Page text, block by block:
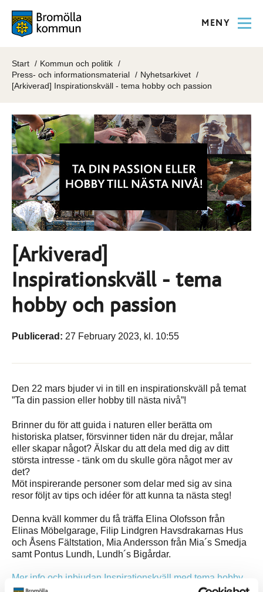
MENY
Start
Kommun och politik
Press- och informationsmaterial
Nyhetsarkivet
[Arkiverad] Inspirationskväll - tema hobby och passion
[Arkiverad]
Inspirationskväll - tema
hobby och passion
Publicerad: 27 February 2023, kl. 10:55
Den 22 mars bjuder vi in till en inspirationskväll på temat
”Ta din passion eller hobby till nästa nivå”!
Brinner du för att guida i naturen eller berätta om
historiska platser, försvinner tiden när du drejar, målar
eller skapar något? Älskar du att dela med dig av ditt
största intresse - tänk om du skulle göra något mer av
det?
Möt inspirerande personer som delar med sig av sina
resor följt av tips och idéer för att kunna ta nästa steg!
Denna kväll kommer du få träffa Elina Olofsson från
Elinas Möbelgarage, Filip Lindgren Havsdrakarnas Hus
och Åsens Fältstation, Mia Andersson från Mia´s Smedja
samt Pontus Lundh, Lundh´s Bigårdar.
Mer info och inbjudan Inspirationskväll med tema hobby
och passion